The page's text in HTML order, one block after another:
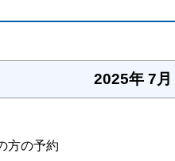
2025年 7月
方の予約